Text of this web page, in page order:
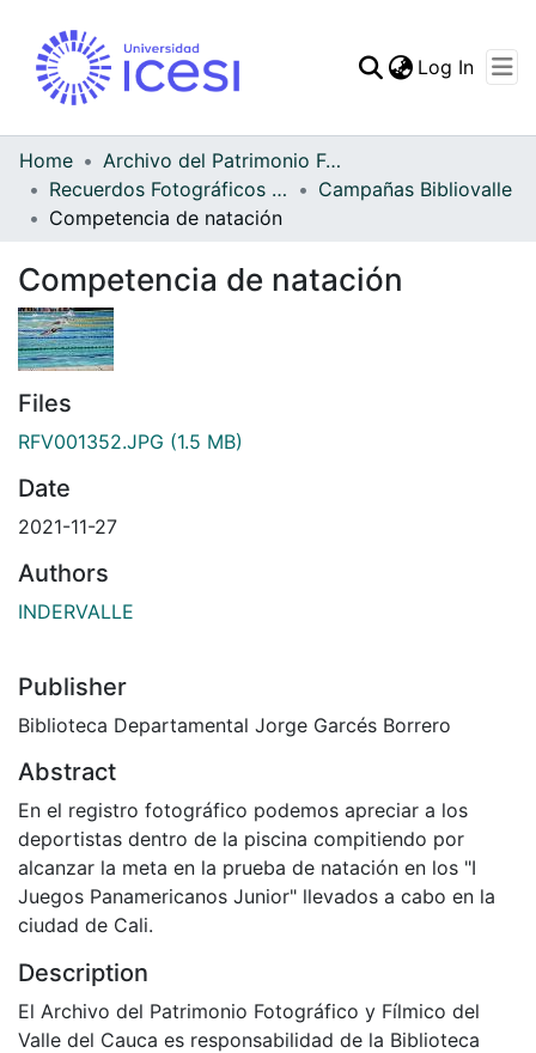
Statistics
Log In
Home
Archivo del Patrimonio Fotográfico y Fílmico del Valle del Cauca
Recuerdos Fotográficos Vallecaucanos
Campañas Bibliovalle
Competencia de natación
Competencia de natación
Files
RFV001352.JPG (1.5 MB)
Date
2021-11-27
Authors
INDERVALLE
Publisher
Biblioteca Departamental Jorge Garcés Borrero
Abstract
En el registro fotográfico podemos apreciar a los
deportistas dentro de la piscina compitiendo por
alcanzar la meta en la prueba de natación en los "I
Juegos Panamericanos Junior" llevados a cabo en la
ciudad de Cali.
Description
El Archivo del Patrimonio Fotográfico y Fílmico del
Valle del Cauca es responsabilidad de la Biblioteca